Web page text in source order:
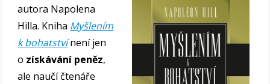
autora Napolena
Hilla. Kniha Myšlením
k bohatstvínení jen
o získávání peněz,
ale naučí čtenáře